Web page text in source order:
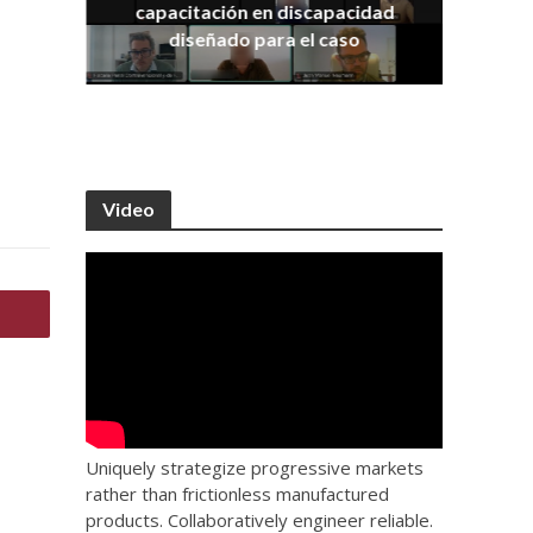
capacitación en discapacidad
diseñado para el caso
Video
Uniquely strategize progressive markets
rather than frictionless manufactured
products. Collaboratively engineer reliable.